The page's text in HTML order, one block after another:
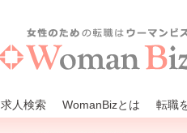
求人検索 WomanBizとは 転職